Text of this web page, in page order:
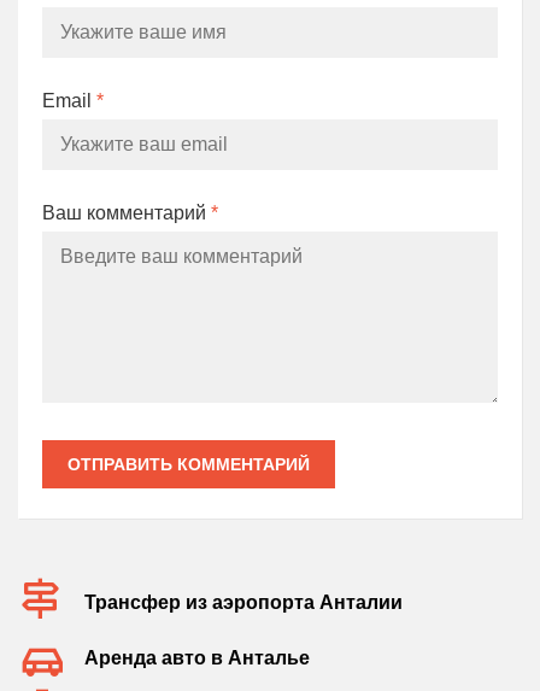
Email *
Ваш комментарий *
ОТПРАВИТЬ КОММЕНТАРИЙ
Трансфер из аэропорта Анталии
Аренда авто в Анталье